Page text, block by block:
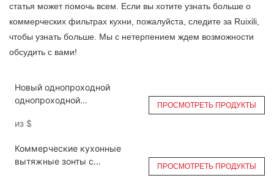
статья может помочь всем. Если вы хотите узнать больше о
коммерческих фильтрах кухни, пожалуйста, следите за Ruixili,
чтобы узнать больше. Мы с нетерпением ждем возможности
обсудить с вами!
Новый однопроходной
однопроходной
для кухни ESP
из $
ПРОСМОТРЕТЬ ПРОДУКТЫ
Коммерческие кухонные
вытяжные зонты с
ПРОСМОТРЕТЬ ПРОДУКТЫ